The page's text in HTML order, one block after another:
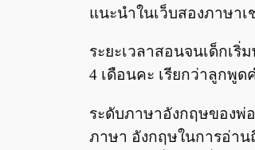
แนะนำในเว็บสองภาษาเช่
ระยะเวลาสอนจนเด็กเ
4 เดือนคะ เรียกว่าลูกพู
ระดับภาษาอังกฤษของพ่
ภาษา อังกฤษในการอ่า